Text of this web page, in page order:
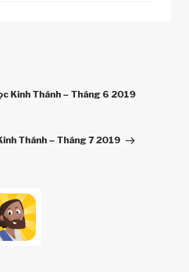
Kinh Thánh – Tháng 6 2019
Thánh – Tháng 7 2019